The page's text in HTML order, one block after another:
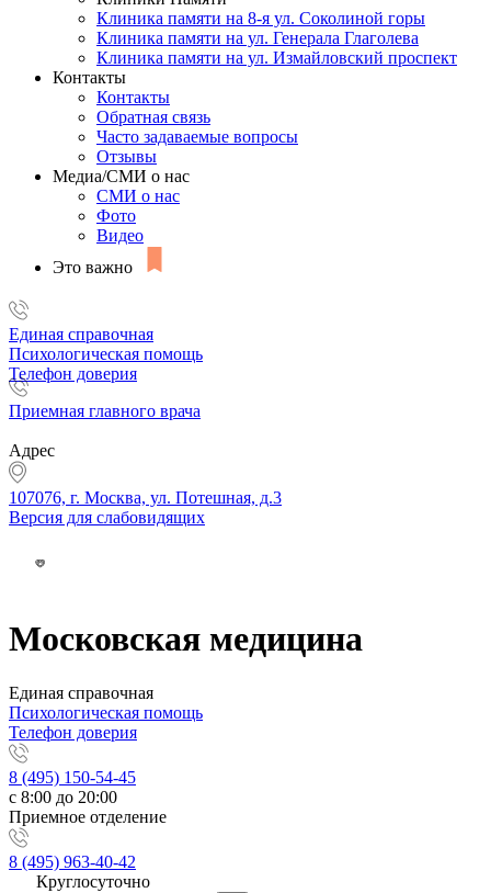
Клиника памяти на 8-я ул. Соколиной горы
Клиника памяти на ул. Генерала Глаголева
Клиника памяти на ул. Измайловский проспект
Контакты
Контакты
Обратная связь
Часто задаваемые вопросы
Отзывы
Медиа/СМИ о нас
СМИ о нас
Фото
Видео
Это важно
Единая справочная
Психологическая помощь
Телефон доверия
Приемная главного врача
Адрес
107076, г. Москва, ул. Потешная, д.3
Версия для слабовидящих
Московская медицина
Единая справочная
Психологическая помощь
Телефон доверия
8 (495) 150-54-45
с 8:00 до 20:00
Приемное отделение
8 (495) 963-40-42
Круглосуточно